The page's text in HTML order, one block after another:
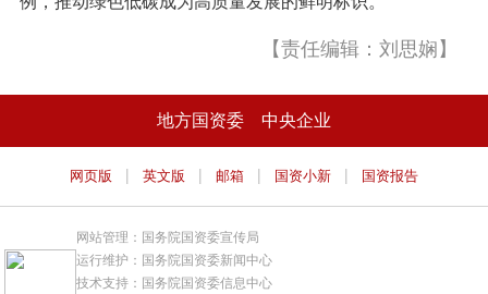
【责任编辑：刘思娴】
地方国资委 中央企业
网页版 | 英文版 | 邮箱 | 国资小新 | 国资报告
网站管理：国务院国资委宣传局
运行维护：国务院国资委新闻中心
技术支持：国务院国资委信息中心